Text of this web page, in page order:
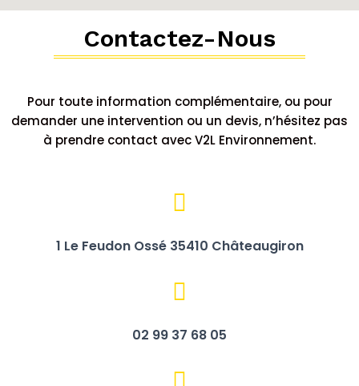
Contactez-Nous
Pour toute information complémentaire, ou pour
demander une intervention ou un devis, n’hésitez pas
à prendre contact avec V2L Environnement.
1 Le Feudon Ossé 35410 Châteaugiron
02 99 37 68 05